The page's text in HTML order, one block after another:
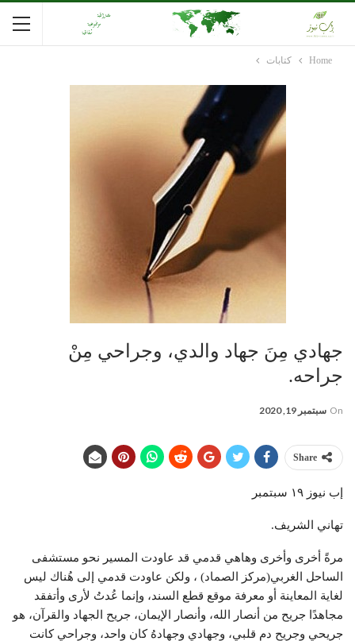
Home كتابات
جهادي مِنَ جهاد والدي، وجراحي مِنْ
جراحه.
On سبتمبر 19, 2020
Share
إب نيوز ١٩ سبتمبر
تهاني الشريف.
مرةً أخرى وأخرى وهاهي قدمي قد عاودت المسير نحو مستشفى
الساحل الغربي(مركز الصماد) ، ولكن عاودت قدمي إلى هُناك ليس
لغاية المعاينة أو معرفة موقع قطع السند، وإنما عُدتُ لأرى وأتفقد
مجاهدًا جريح من أنصار الله، وأنصار الإيمان، جريح الجهاد والقرآن، هو
جريحي وجريح دم قلبي، وجهادي وجهادهُ كان واحد، وجراحي كانت